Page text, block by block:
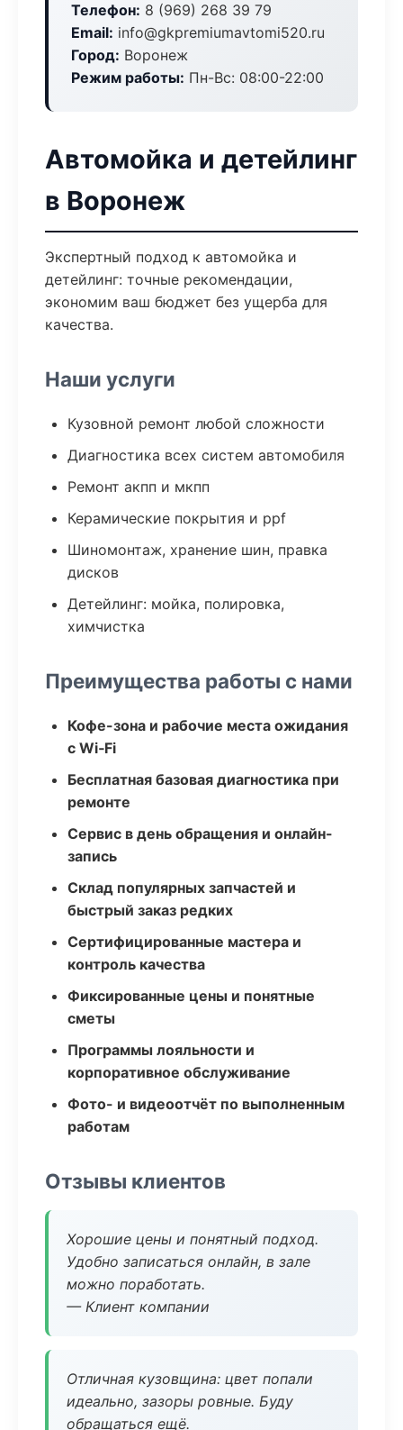
Телефон: 8 (969) 268 39 79
Email: info@gkpremiumavtomi520.ru
Город: Воронеж
Режим работы: Пн-Вс: 08:00-22:00
Автомойка и детейлинг
в Воронеж
Экспертный подход к автомойка и
детейлинг: точные рекомендации,
экономим ваш бюджет без ущерба для
качества.
Наши услуги
Кузовной ремонт любой сложности
Диагностика всех систем автомобиля
Ремонт акпп и мкпп
Керамические покрытия и ppf
Шиномонтаж, хранение шин, правка
дисков
Детейлинг: мойка, полировка,
химчистка
Преимущества работы с нами
Кофе-зона и рабочие места ожидания
с Wi‑Fi
Бесплатная базовая диагностика при
ремонте
Сервис в день обращения и онлайн-
запись
Склад популярных запчастей и
быстрый заказ редких
Сертифицированные мастера и
контроль качества
Фиксированные цены и понятные
сметы
Программы лояльности и
корпоративное обслуживание
Фото- и видеоотчёт по выполненным
работам
Отзывы клиентов
Хорошие цены и понятный подход.
Удобно записаться онлайн, в зале
можно поработать.
— Клиент компании
Отличная кузовщина: цвет попали
идеально, зазоры ровные. Буду
обращаться ещё.